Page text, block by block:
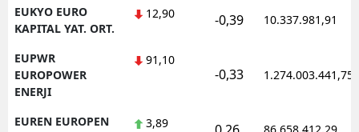
EUKYO EURO
KAPITAL YAT. ORT.
12,90 -0,39 10.337.981,91
EUPWR
EUROPOWER
ENERJI
91,10
-0,33 1.274.003.441,75
EUREN EUROPEN
3,89